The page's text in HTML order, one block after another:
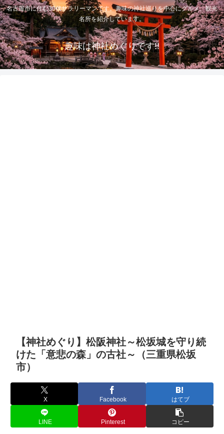
名古屋市に住む30代サラリーマンです。趣味の神社巡りを中心にグルメ、観光
名所を紹介しています。
趣味は神社めぐりです!!
【神社めぐり】松阪神社～松坂城を守り続
けた「意悲の森」の古社～（三重県松坂
市）
X Facebook はてブ
LINE Pinterest コピー